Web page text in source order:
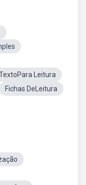
Leitura
Fichas DeLeitura